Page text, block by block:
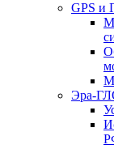
GPS и
Эра-